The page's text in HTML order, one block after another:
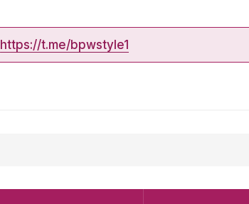
https://t.me/bpwstyle1